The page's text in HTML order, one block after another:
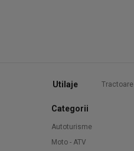
Utilaje Tractoare
Categorii
Autoturisme
Moto - ATV